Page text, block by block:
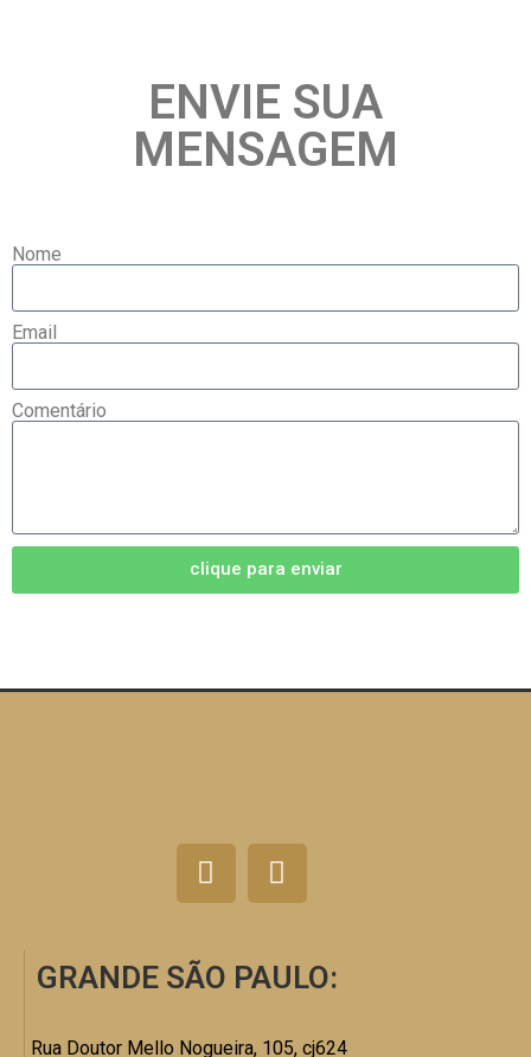
ENVIE SUA
MENSAGEM
Nome
Email
Comentário
clique para enviar
GRANDE SÃO PAULO:
Rua Doutor Mello Nogueira, 105, cj624